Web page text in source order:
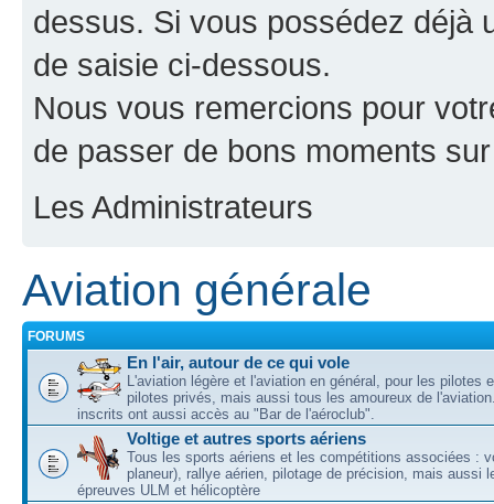
dessus. Si vous possédez déjà
de saisie ci-dessous.
Nous vous remercions pour
de passer de bons moments
Les Administrateurs
Aviation générale
FORUMS
En l'air, autour de ce qui vole
L'aviation légère et l'aviation en général, pour les pilotes
pilotes privés, mais aussi tous les amoureux de
inscrits ont aussi accès au "Bar de l'aéroclub".
Voltige et autres sports aériens
Tous les sports aériens et les compétitions associées :
planeur), rallye aérien, pilotage de précision, mais aussi
épreuves ULM et hélicoptère